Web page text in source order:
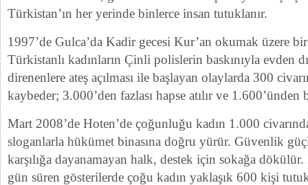
Türkistan’ın her yerinde binlerce insan tutuklanır.
1997’de Gulca’da Kadir gecesi Kur’an okumak üzere
Türkistanlı kadınların Çinli polislerin baskınıyla evden
direnenlere ateş açılması ile başlayan olaylarda 300
kaybeder; 3.000’den fazlası hapse atılır ve 1.600’ünden
Mart 2008’de Hoten’de çoğunluğu kadın 1.000
sloganlarla hükümet binasına doğru yürür. Güvenlik
karşılığa dayanamayan halk, destek için sokağa
gün süren gösterilerde çoğu kadın yaklaşık 600 kişi